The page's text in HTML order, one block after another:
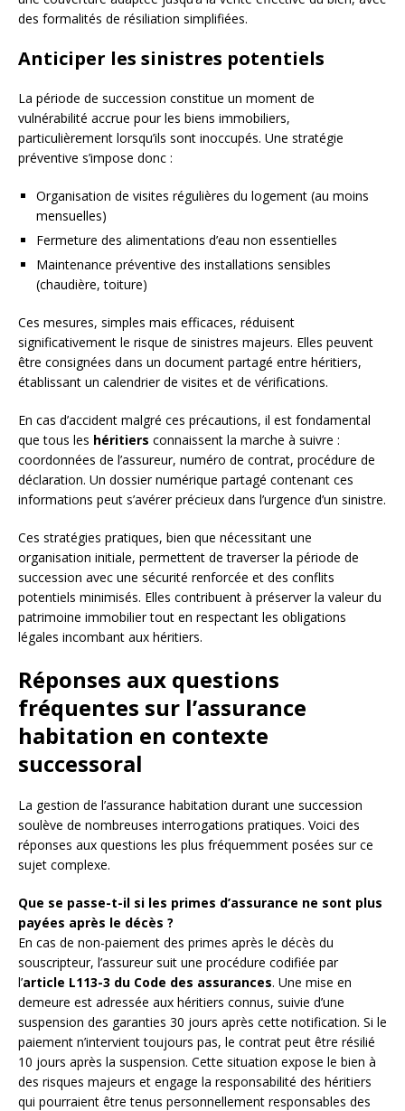
des formalités de résiliation simplifiées.
Anticiper les sinistres potentiels
La période de succession constitue un moment de
vulnérabilité accrue pour les biens immobiliers,
particulièrement lorsqu’ils sont inoccupés. Une stratégie
préventive s’impose donc :
Organisation de visites régulières du logement (au moins
mensuelles)
Fermeture des alimentations d’eau non essentielles
Maintenance préventive des installations sensibles
(chaudière, toiture)
Ces mesures, simples mais efficaces, réduisent
significativement le risque de sinistres majeurs. Elles peuvent
être consignées dans un document partagé entre héritiers,
établissant un calendrier de visites et de vérifications.
En cas d’accident malgré ces précautions, il est fondamental
que tous les héritiers connaissent la marche à suivre :
coordonnées de l’assureur, numéro de contrat, procédure de
déclaration. Un dossier numérique partagé contenant ces
informations peut s’avérer précieux dans l’urgence d’un sinistre.
Ces stratégies pratiques, bien que nécessitant une
organisation initiale, permettent de traverser la période de
succession avec une sécurité renforcée et des conflits
potentiels minimisés. Elles contribuent à préserver la valeur du
patrimoine immobilier tout en respectant les obligations
légales incombant aux héritiers.
Réponses aux questions
fréquentes sur l’assurance
habitation en contexte
successoral
La gestion de l’assurance habitation durant une succession
soulève de nombreuses interrogations pratiques. Voici des
réponses aux questions les plus fréquemment posées sur ce
sujet complexe.
Que se passe-t-il si les primes d’assurance ne sont plus
payées après le décès ?
En cas de non-paiement des primes après le décès du
souscripteur, l’assureur suit une procédure codifiée par
l’article L113-3 du Code des assurances. Une mise en
demeure est adressée aux héritiers connus, suivie d’une
suspension des garanties 30 jours après cette notification. Si le
paiement n’intervient toujours pas, le contrat peut être résilié
10 jours après la suspension. Cette situation expose le bien à
des risques majeurs et engage la responsabilité des héritiers
qui pourraient être tenus personnellement responsables des